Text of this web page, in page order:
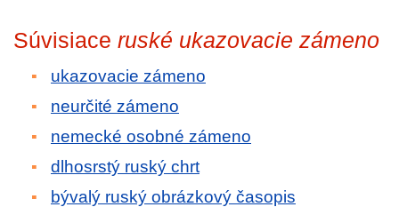
Súvisiace ruské ukazovacie zámeno
ukazovacie zámeno
neurčité zámeno
nemecké osobné zámeno
dlhosrstý ruský chrt
bývalý ruský obrázkový časopis